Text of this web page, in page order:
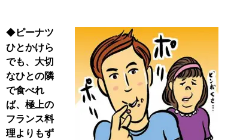
◆ピーナツ
ひとかけら
でも、大切
なひとの隣
で食べれ
ば、極上の
フランス料
理よりもず